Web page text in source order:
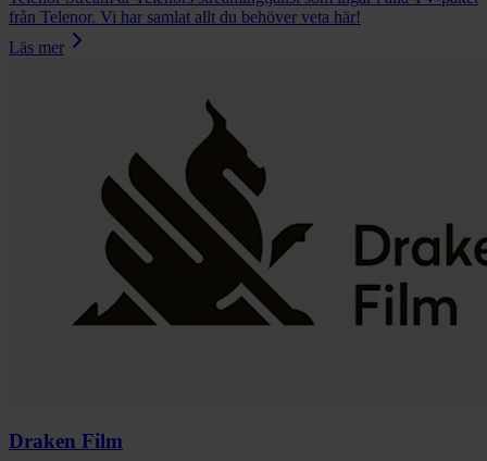
från Telenor. Vi har samlat allt du behöver veta här!
Läs mer
Draken Film